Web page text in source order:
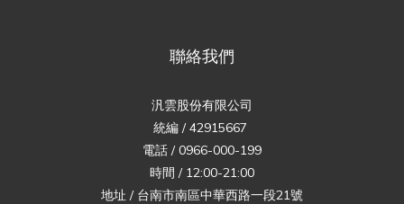
聯絡我們
汎雲股份有限公司
統編 / 42915667
電話 / 0966-000-199
時間 / 12:00-21:00
地址 / 台南市南區中華西路一段21號